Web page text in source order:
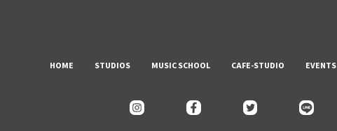
HOME STUDIOS MUSIC SCHOOL CAFE-STUDIO EVENTS